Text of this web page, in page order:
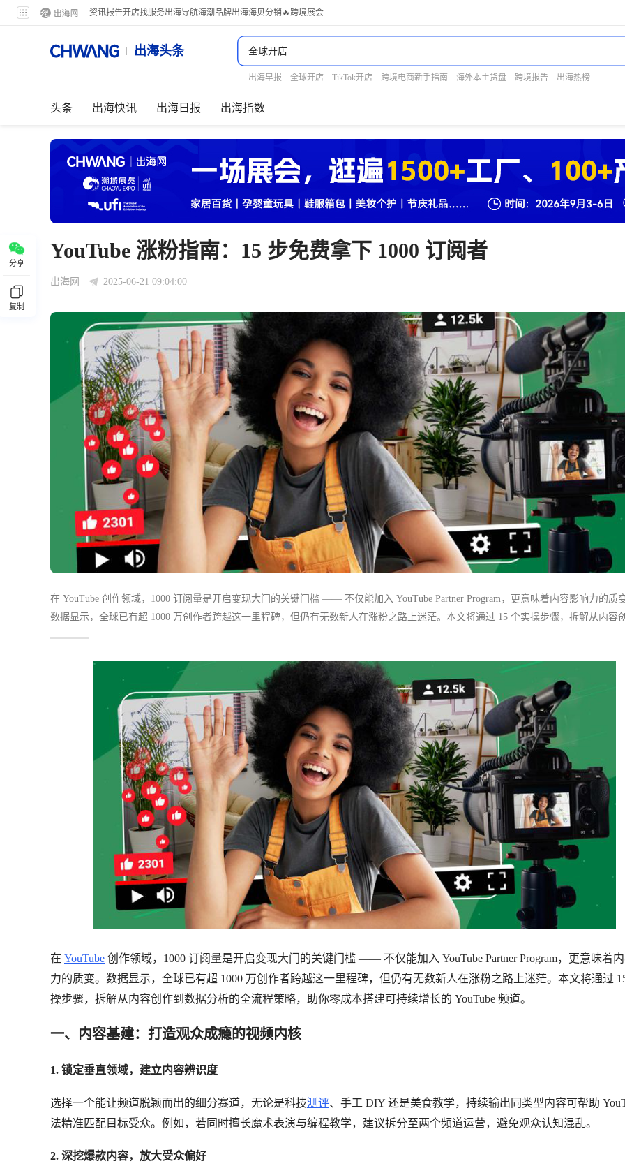
资讯报告开店找服务出海导航海潮品牌出海海贝分销 🔥跨境展会
出海头条
出海早报 全球开店 TikTok开店 跨境电商新手指南 海外本土货盘 跨境报告 出海热榜
头条 出海快讯 出海日报 出海指数
分享
复制
YouTube 涨粉指南：15 步免费拿下 1000 订阅者
出海网 2025-06-21 09:04:00
在 YouTube 创作领域，1000 订阅量是开启变现大门的关键门槛 —— 不仅能加入 YouTube Partner Program，更意味着内容影响力的质变
数据显示，全球已有超 1000 万创作者跨越这一里程碑，但仍有无数新人在涨粉之路上迷茫。本文将通过 15 个实操步骤，拆解从内容
到数据分析的全流程策略，助你零成本搭建可持续增长的 YouTube 频道。一、内容基建：打造观众成瘾的视频内核1. 锁定垂直领域，建
算法精准匹配目标受众。例如，若同时擅长魔术表演与编程教学，建议拆分至两个频道运营，避免观众认知混乱。2. 深挖爆款内容，放
受众偏好通过 YouTube Analytics(分析)工具洞察观众行为：哪些视频的点赞收藏量异常突出?评论区高频出现的关键词是什么?发现某支
分钟极简早餐" 视频互动率超高后，可围绕 "快手食谱" 主题衍生系列内容，形成稳定的内容消费预期。3. 设计沉浸式观看体验开篇 15
必须设置强钩子 —— 无论是
在 YouTube 创作领域，1000 订阅量是开启变现大门的关键门槛 —— 不仅能加入 YouTube Partner Program，更意味着
力的质变。数据显示，全球已有超 1000 万创作者跨越这一里程碑，但仍有无数新人在涨粉之路上迷茫。本文将通过
操步骤，拆解从内容创作到数据分析的全流程策略，助你零成本搭建可持续增长的 YouTube 频道。
一、内容基建：打造观众成瘾的视频内核
1. 锁定垂直领域，建立内容辨识度
选择一个能让频道脱颖而出的细分赛道，无论是科技测评、手工 DIY 还是美食教学，持续输出同类型内容可帮助
法精准匹配目标受众。例如，若同时擅长魔术表演与编程教学，建议拆分至两个频道运营，避免观众认知混乱。
2. 深挖爆款内容，放大受众偏好